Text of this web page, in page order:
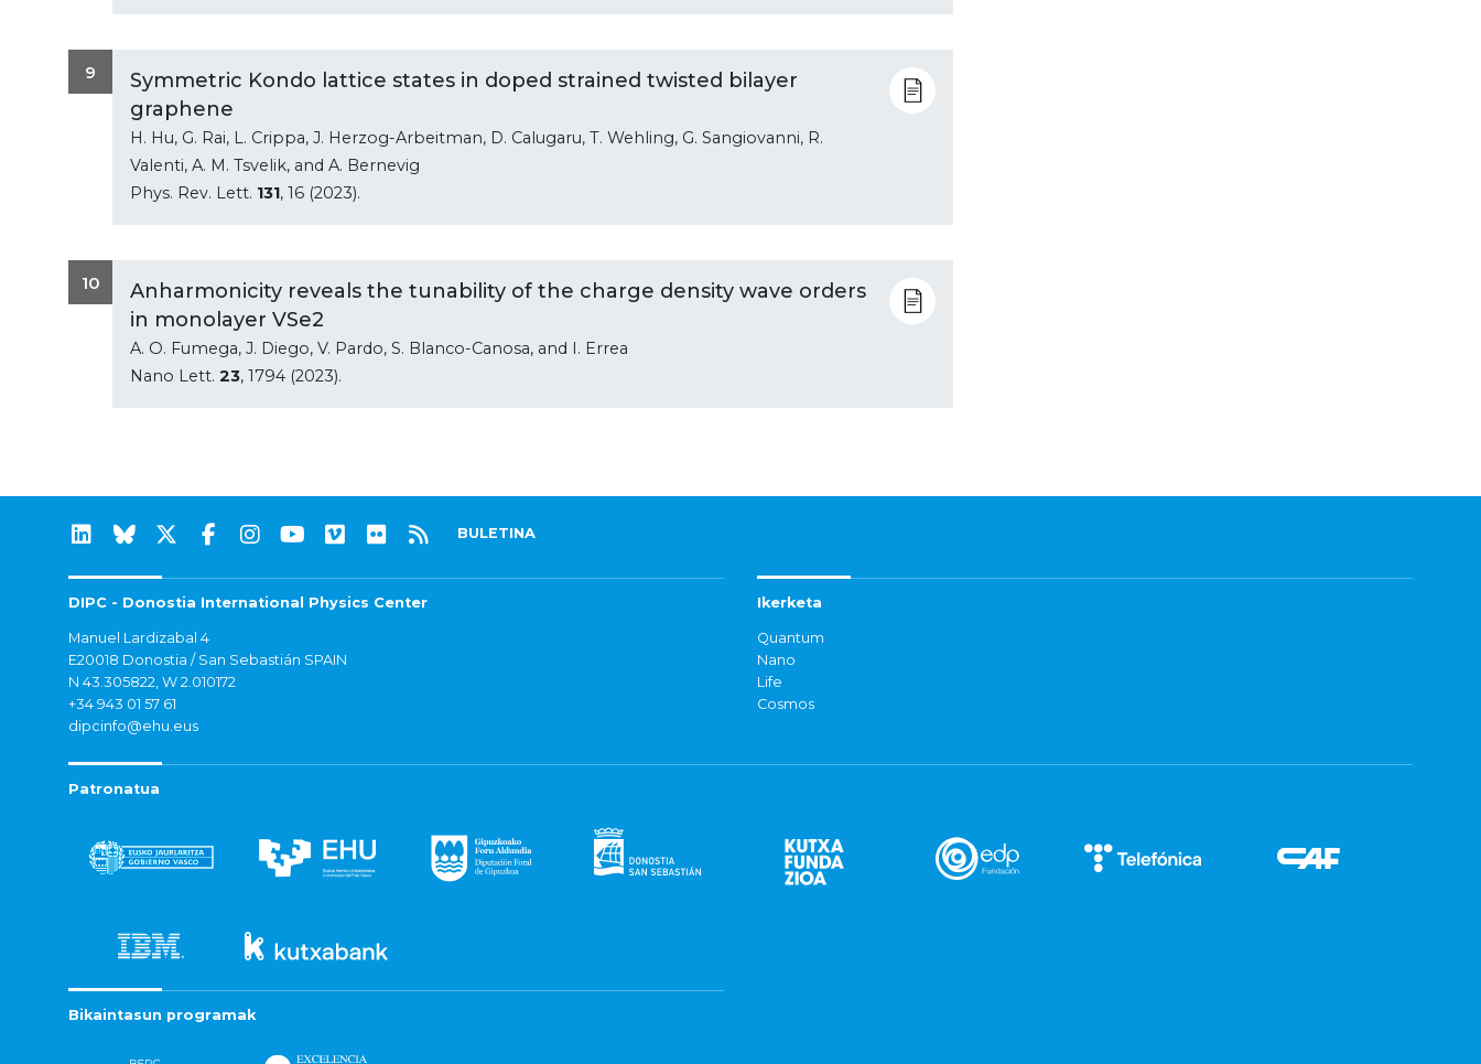
9
Symmetric Kondo lattice states in doped strained twisted bilayer
graphene
H. Hu, G. Rai, L. Crippa, J. Herzog-Arbeitman, D. Calugaru, T. Wehling, G. Sangiovanni, R.
Valenti, A. M. Tsvelik, and A. Bernevig
Phys. Rev. Lett. 131, 16 (2023).
10
Anharmonicity reveals the tunability of the charge density wave orders
in monolayer VSe2
A. O. Fumega, J. Diego, V. Pardo, S. Blanco-Canosa, and I. Errea
Nano Lett. 23, 1794 (2023).
BULETINA
DIPC - Donostia International Physics Center
Manuel Lardizabal 4
E20018 Donostia / San Sebastián SPAIN
N 43.305822, W 2.010172
+34 943 01 57 61
dipcinfo@ehu.eus
Ikerketa
Quantum
Nano
Life
Cosmos
Patronatua
Bikaintasun programak